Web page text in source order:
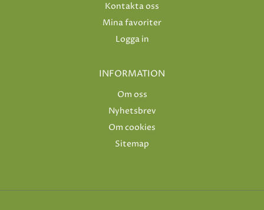
Kontakta oss
Mina favoriter
Logga in
INFORMATION
Om oss
Nyhetsbrev
Om cookies
Sitemap